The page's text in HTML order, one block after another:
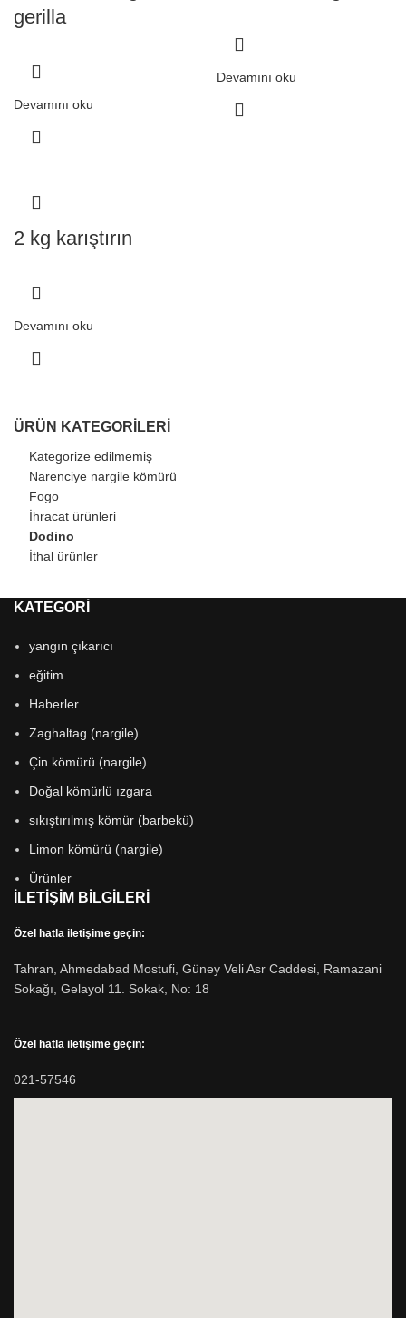
ÜRÜN KATEGORILERI
Kategorize edilmemiş
Narenciye nargile kömürü
Fogo
İhracat ürünleri
Dodino
İthal ürünler
gerilla
Devamını oku
Devamını oku
2 kg karıştırın
Devamını oku
KATEGORI
yangın çıkarıcı
eğitim
Haberler
Zaghaltag (nargile)
Çin kömürü (nargile)
Doğal kömürlü ızgara
sıkıştırılmış kömür (barbekü)
Limon kömürü (nargile)
Ürünler
İLETIŞIM BILGILERI
Özel hatla iletişime geçin:
Tahran, Ahmedabad Mostufi, Güney Veli Asr Caddesi, Ramazani
Sokağı, Gelayol 11. Sokak, No: 18
Özel hatla iletişime geçin:
021-57546